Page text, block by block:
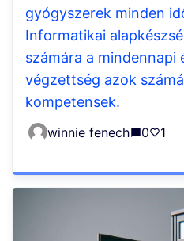
gyógyszerek minden
Informatikai
számára a mindennapi
végzettség azok
kompetensek.
winnie fenech 0 1